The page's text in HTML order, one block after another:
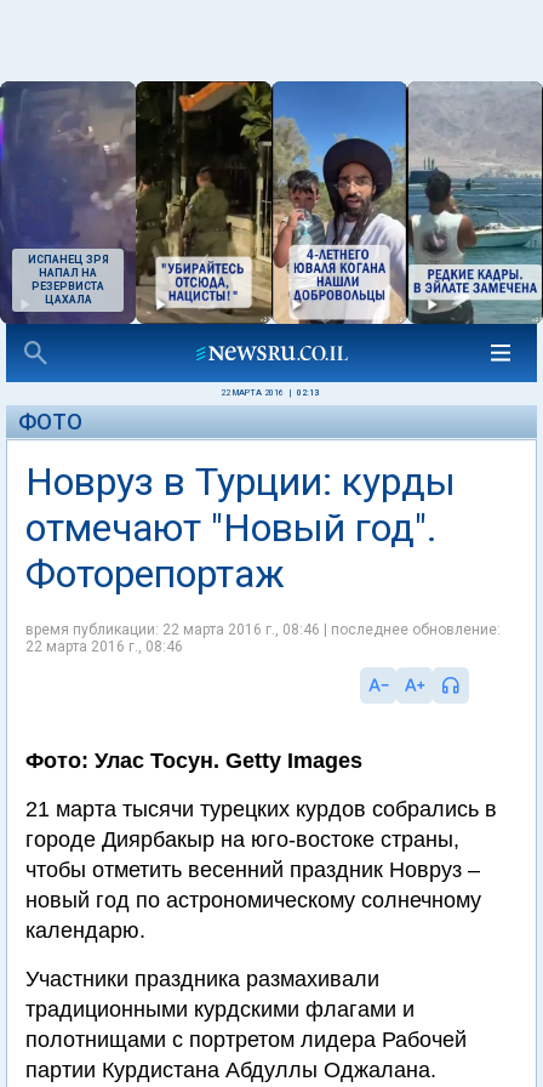
ИСПАНЕЦ ЗРЯ
НАПАЛ НА
РЕЗЕРВИСТА
ЦАХАЛА
22 МАРТА 2016 02:13
ФОТО
Новруз в Турции: курды
отмечают "Новый год".
Фоторепортаж
время публикации: 22 марта 2016 г., 08:46 | последнее обновление:
22 марта 2016 г., 08:46
Фото: Улас Тосун. Getty Images
21 марта тысячи турецких курдов собрались в
городе Диярбакыр на юго-востоке страны,
чтобы отметить весенний праздник Новруз –
новый год по астрономическому солнечному
календарю.
Участники праздника размахивали
традиционными курдскими флагами и
полотнищами с портретом лидера Рабочей
партии Курдистана Абдуллы Оджалана.